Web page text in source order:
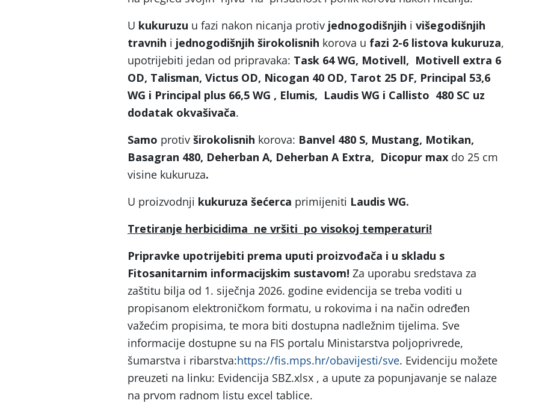
U kukuruzu u fazi nakon nicanja protiv jednogodišnjih i višegodišnjih
travnih i jednogodišnjih širokolisnih korova u fazi 2-6 listova kukuruza,
upotrijebiti jedan od pripravaka: Task 64 WG, Motivell, Motivell extra 6
OD, Talisman, Victus OD, Nicogan 40 OD, Tarot 25 DF, Principal 53,6
WG i Principal plus 66,5 WG , Elumis, Laudis WG i Callisto 480 SC uz
dodatak okvašivača.
Samo protiv širokolisnih korova: Banvel 480 S, Mustang, Motikan,
Basagran 480, Deherban A, Deherban A Extra, Dicopur max do 25 cm
visine kukuruza.
U proizvodnji kukuruza šećerca primijeniti Laudis WG.
Tretiranje herbicidima ne vršiti po visokoj temperaturi!
Pripravke upotrijebiti prema uputi proizvođača i u skladu s
Fitosanitarnim informacijskim sustavom! Za uporabu sredstava za
zaštitu bilja od 1. siječnja 2026. godine evidencija se treba voditi u
propisanom elektroničkom formatu, u rokovima i na način određen
važećim propisima, te mora biti dostupna nadležnim tijelima. Sve
informacije dostupne su na FIS portalu Ministarstva poljoprivrede,
šumarstva i ribarstva:https://fis.mps.hr/obavijesti/sve. Evidenciju možete
preuzeti na linku: Evidencija SBZ.xlsx , a upute za popunjavanje se nalaze
na prvom radnom listu excel tablice.